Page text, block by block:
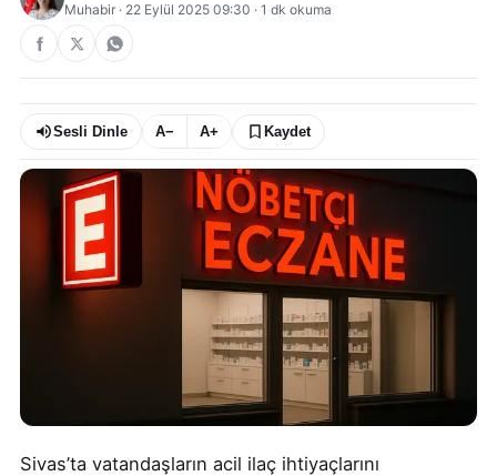
Muhabir · 22 Eylül 2025 09:30 · 1 dk okuma
Sesli Dinle A− A+ Kaydet
Sivas’ta vatandaşların acil ilaç ihtiyaçlarını